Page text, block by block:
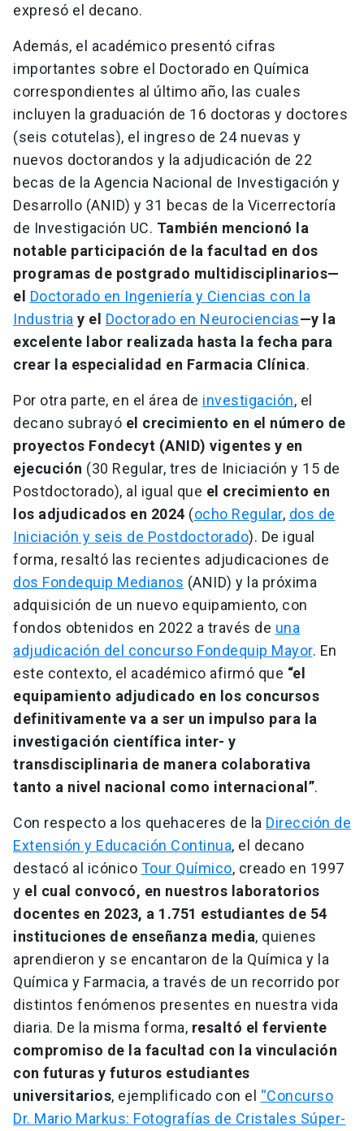
expresó el decano.
Además, el académico presentó cifras
importantes sobre el Doctorado en Química
correspondientes al último año, las cuales
incluyen la graduación de 16 doctoras y doctores
(seis cotutelas), el ingreso de 24 nuevas y
nuevos doctorandos y la adjudicación de 22
becas de la Agencia Nacional de Investigación y
Desarrollo (ANID) y 31 becas de la Vicerrectoría
de Investigación UC. También mencionó la
notable participación de la facultad en dos
programas de postgrado multidisciplinarios—
el Doctorado en Ingeniería y Ciencias con la
Industria y el Doctorado en Neurociencias—y la
excelente labor realizada hasta la fecha para
crear la especialidad en Farmacia Clínica.
Por otra parte, en el área de investigación, el
decano subrayó el crecimiento en el número de
proyectos Fondecyt (ANID) vigentes y en
ejecución (30 Regular, tres de Iniciación y 15 de
Postdoctorado), al igual que el crecimiento en
los adjudicados en 2024 (ocho Regular, dos de
Iniciación y seis de Postdoctorado). De igual
forma, resaltó las recientes adjudicaciones de
dos Fondequip Medianos (ANID) y la próxima
adquisición de un nuevo equipamiento, con
fondos obtenidos en 2022 a través de una
adjudicación del concurso Fondequip Mayor. En
este contexto, el académico afirmó que “el
equipamiento adjudicado en los concursos
definitivamente va a ser un impulso para la
investigación científica inter- y
transdisciplinaria de manera colaborativa
tanto a nivel nacional como internacional”.
Con respecto a los quehaceres de la Dirección de
Extensión y Educación Continua, el decano
destacó al icónico Tour Químico, creado en 1997
y el cual convocó, en nuestros laboratorios
docentes en 2023, a 1.751 estudiantes de 54
instituciones de enseñanza media, quienes
aprendieron y se encantaron de la Química y la
Química y Farmacia, a través de un recorrido por
distintos fenómenos presentes en nuestra vida
diaria. De la misma forma, resaltó el ferviente
compromiso de la facultad con la vinculación
con futuras y futuros estudiantes
universitarios, ejemplificado con el “Concurso
Dr. Mario Markus: Fotografías de Cristales Súper-